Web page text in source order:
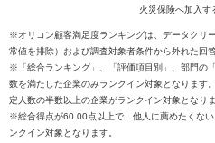
火災保険へ加入
※オリコン顧客満足度ランキングは、データクリ
常値を排除）および調査対象者条件から外れた回
※「総合ランキング」、「評価項目別」、部門の
数を満たした企業のみランクイン対象となります
定人数の半数以上の企業がランクイン対象となりま
※総合得点が60.00点以上で、他人に薦めたくな
ンクイン対象となります。